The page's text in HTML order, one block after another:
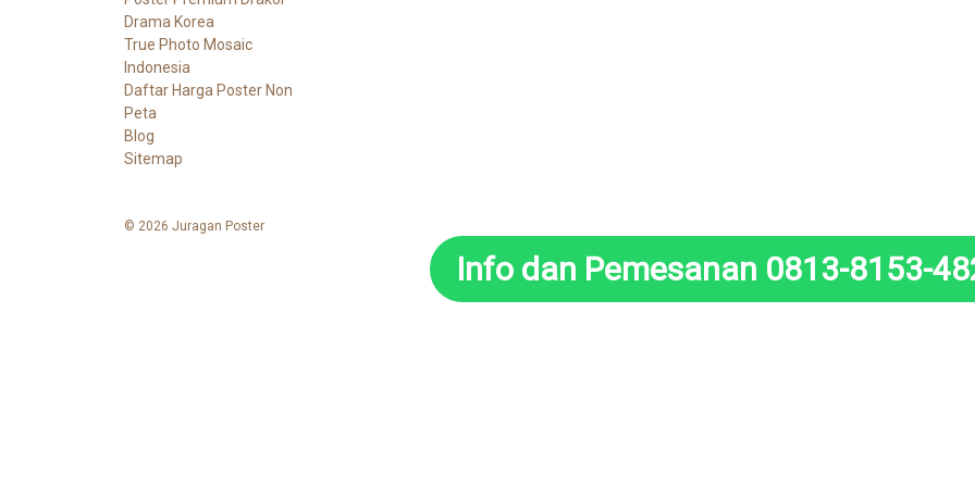
Drama Korea
True Photo Mosaic
Indonesia
Daftar Harga Poster Non
Peta
Blog
Sitemap
© 2026 Juragan Poster
Info dan Pemesanan 0813-8153-